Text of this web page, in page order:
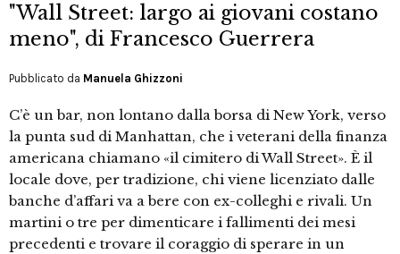
"Wall Street: largo ai giovani costano
meno", di Francesco Guerrera
Pubblicato da Manuela Ghizzoni
C’è un bar, non lontano dalla borsa di New York, verso
la punta sud di Manhattan, che i veterani della finanza
americana chiamano «il cimitero di Wall Street». È il
locale dove, per tradizione, chi viene licenziato dalle
banche d’affari va a bere con ex-colleghi e rivali. Un
martini o tre per dimenticare i fallimenti dei mesi
precedenti e trovare il coraggio di sperare in un